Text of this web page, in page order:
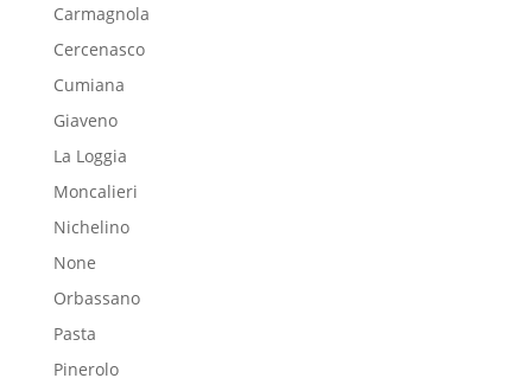
Carmagnola
Cercenasco
Cumiana
Giaveno
La Loggia
Moncalieri
Nichelino
None
Orbassano
Pasta
Pinerolo